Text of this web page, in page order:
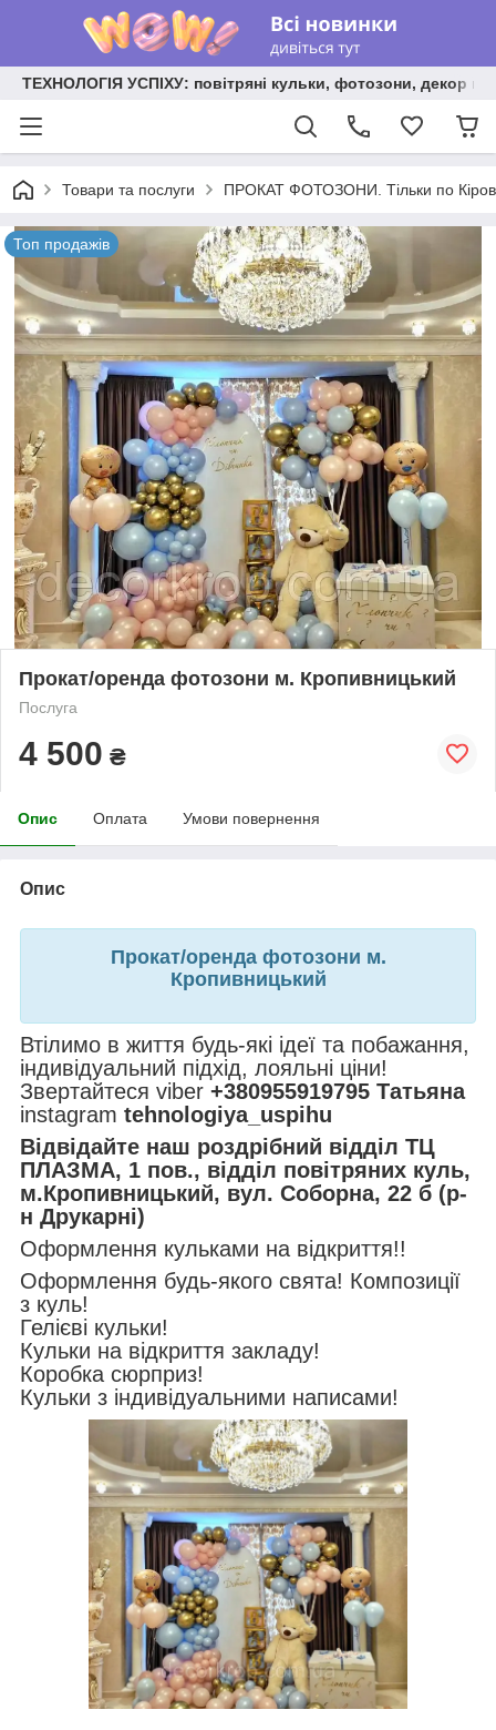
ТЕХНОЛОГІЯ УСПІХУ: повітряні кульки, фотозони, декор на
Товари та послуги ПРОКАТ ФОТОЗОНИ. Тільки по
Топ продажів
Прокат/оренда фотозони м. Кропивницький
Послуга
4 500 ₴
Опис Оплата Умови повернення
Опис
Прокат/оренда фотозони м.
Кропивницький
Втілимо в життя будь-які ідеї та побажання,
індивідуальний підхід, лояльні ціни!
Звертайтеся viber +380955919795 Татьяна
instagram tehnologiya_uspihu
Відвідайте наш роздрібний відділ ТЦ
ПЛАЗМА, 1 пов., відділ повітряних куль,
м.Кропивницький, вул. Соборна, 22 б (р-
н Друкарні)
Оформлення кульками на відкриття!!
Оформлення будь-якого свята! Композиції
з куль!
Гелієві кульки!
Кульки на відкриття закладу!
Коробка сюрприз!
Кульки з індивідуальними написами!